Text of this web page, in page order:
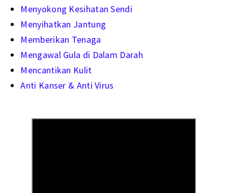
Menyokong Kesihatan Sendi
Menyihatkan Jantung
Memberikan Tenaga
Mengawal Gula di Dalam Darah
Mencantikan Kulit
Anti Kanser & Anti Virus